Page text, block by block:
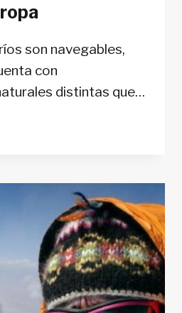
son navegables,
con
distintas que…